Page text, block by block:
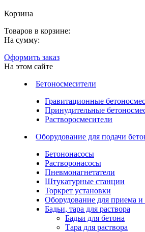
Корзина
Товаров в корзине:
На сумму:
Оформить заказ
На этом сайте
Бетоносмесители
Гравитационные
Принудительные
Растворосмесители
Оборудование для подачи
Бетононасосы
Растворонасосы
Пневмонагнетатели
Штукатурные станции
Торкрет установки
Оборудование для приема и
Бадьи, тара для раствора
Бадьи для бетона
Тара для раствора